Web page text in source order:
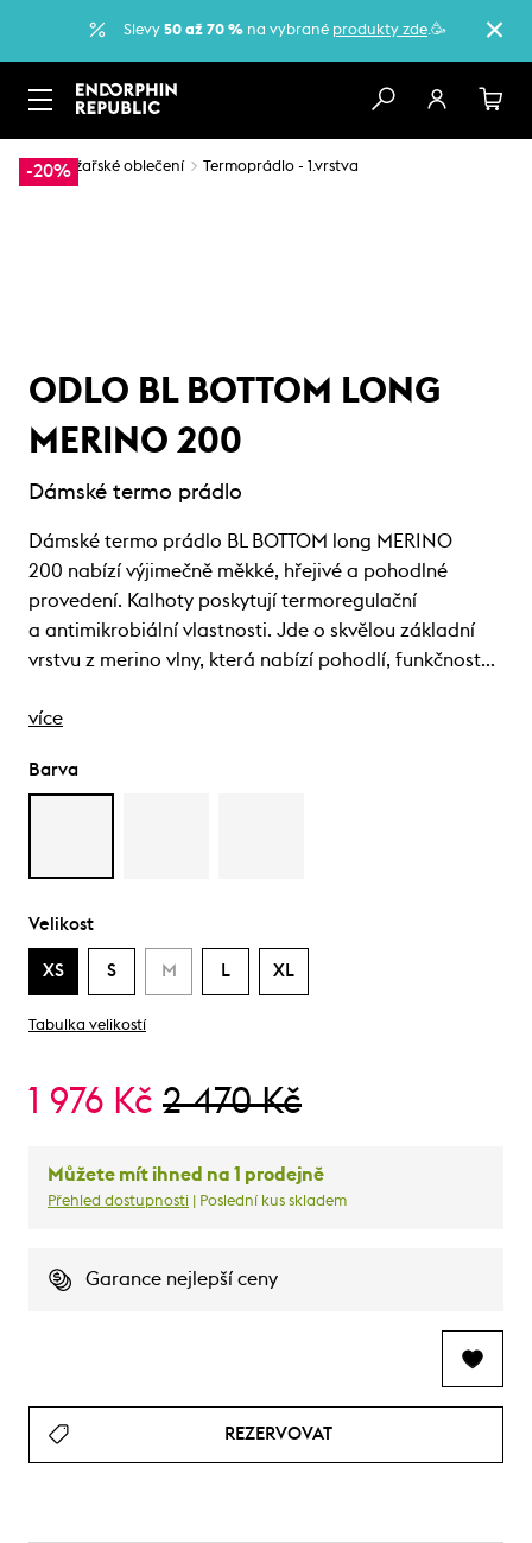
Slevy 50 až 70 % na vybrané produkty zde.🥳
-20%
… Lyžařské oblečení Termoprádlo - 1.vrstva
ODLO BL BOTTOM LONG
MERINO 200
Dámské termo prádlo
Dámské termo prádlo BL BOTTOM long MERINO
200 nabízí výjimečně měkké, hřejivé a pohodlné
provedení. Kalhoty poskytují termoregulační
a antimikrobiální vlastnosti. Jde o skvělou základní
vrstvu z merino vlny, která nabízí pohodlí, funkčnost…
více
Barva
Velikost
XS S M L XL
Tabulka velikostí
1 976 Kč 2 470 Kč
Můžete mít ihned na 1 prodejně
Přehled dostupnosti | Poslední kus skladem
Garance nejlepší ceny
REZERVOVAT